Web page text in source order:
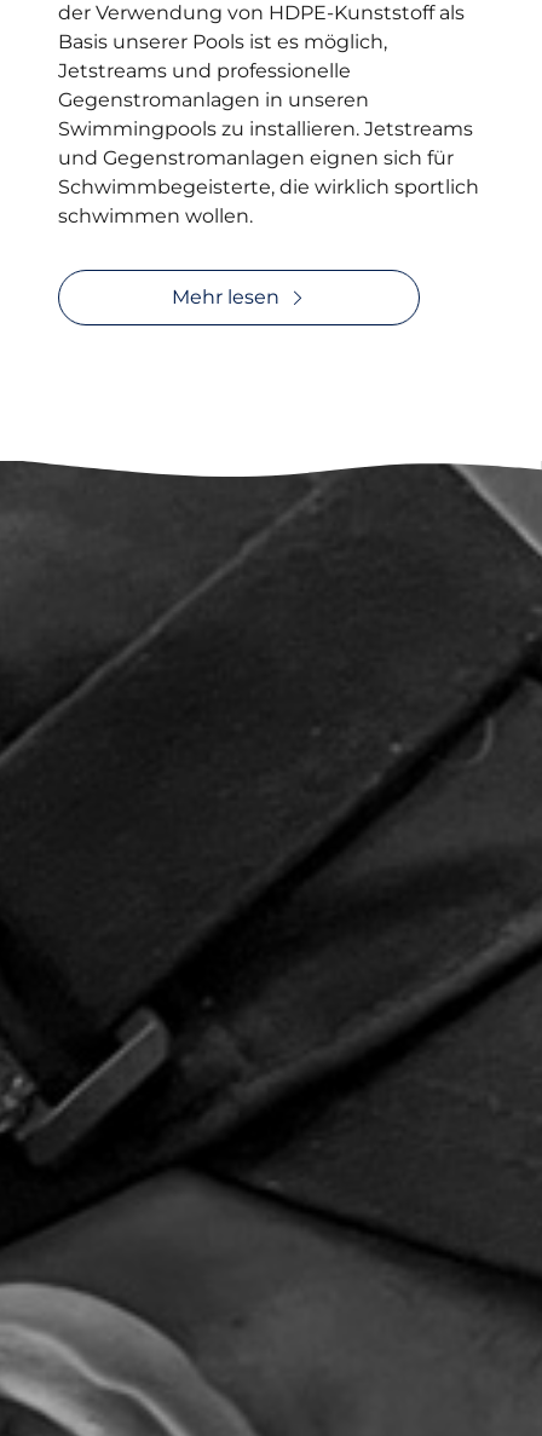
der Verwendung von HDPE-Kunststoff als
Basis unserer Pools ist es möglich,
Jetstreams und professionelle
Gegenstromanlagen in unseren
Swimmingpools zu installieren. Jetstreams
und Gegenstromanlagen eignen sich für
Schwimmbegeisterte, die wirklich sportlich
schwimmen wollen.
Mehr lesen